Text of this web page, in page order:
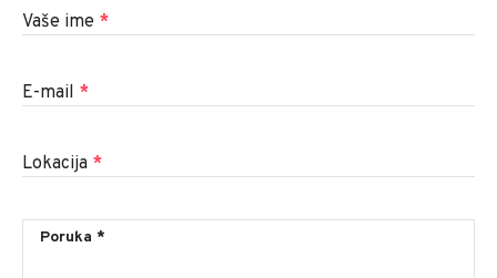
Vaše ime *
E-mail *
Lokacija *